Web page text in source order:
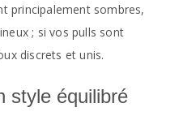
principalement sombres,
; si vos pulls sont
discrets et unis.
style équilibré